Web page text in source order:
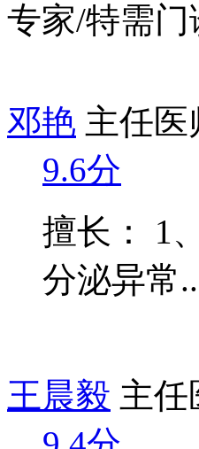
专家/特需门
邓艳 主任医
9.6分
擅长： 1
分泌异常
王晨毅 主任